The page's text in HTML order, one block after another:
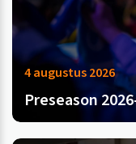
4 augustus 2026
Preseason